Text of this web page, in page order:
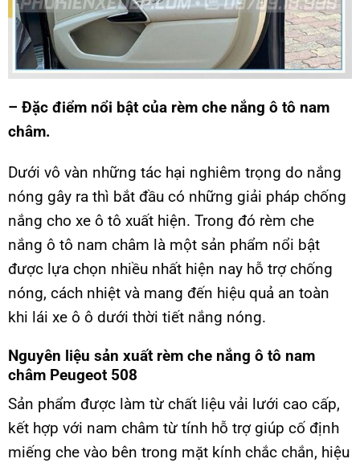
– Đặc điểm nổi bật của rèm che nắng ô tô nam
châm.
Dưới vô vàn những tác hại nghiêm trọng do nắng
nóng gây ra thì bắt đầu có những giải pháp chống
nắng cho xe ô tô xuất hiện. Trong đó rèm che
nắng ô tô nam châm là một sản phẩm nổi bật
được lựa chọn nhiều nhất hiện nay hỗ trợ chống
nóng, cách nhiệt và mang đến hiệu quả an toàn
khi lái xe ô ô dưới thời tiết nắng nóng.
Nguyên liệu sản xuất rèm che nắng ô tô nam
châm Peugeot 508
Sản phẩm được làm từ chất liệu vải lưới cao cấp,
kết hợp với nam châm từ tính hỗ trợ giúp cố định
miếng che vào bên trong mặt kính chắc chắn, hiệu